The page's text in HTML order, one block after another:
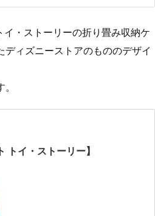
・ストーリーの折り畳み収納ケ
ィズニーストアのもののデザイ
トイ・ストーリー】